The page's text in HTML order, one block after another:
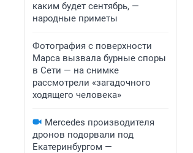
каким будет сентябрь, —
народные приметы
Фотография с поверхности
Марса вызвала бурные споры
в Сети — на снимке
рассмотрели «загадочного
ходящего человека»
Mercedes производителя
дронов подорвали под
Екатеринбургом —